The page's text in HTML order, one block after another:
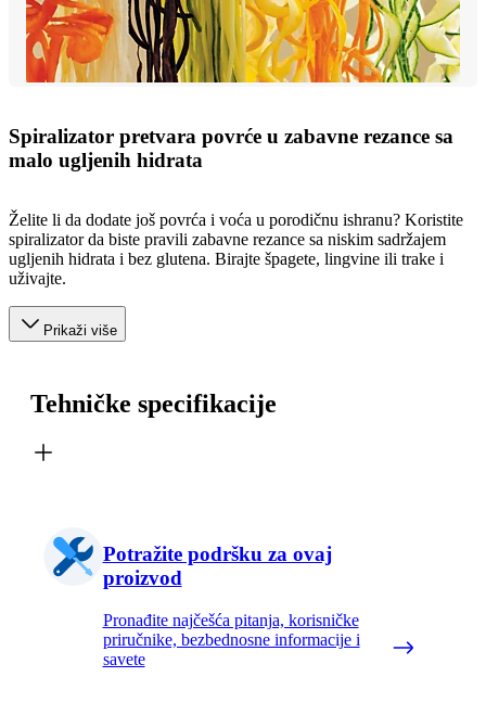
Spiralizator pretvara povrće u zabavne rezance sa
malo ugljenih hidrata
Želite li da dodate još povrća i voća u porodičnu ishranu? Koristite
spiralizator da biste pravili zabavne rezance sa niskim sadržajem
ugljenih hidrata i bez glutena. Birajte špagete, lingvine ili trake i
uživajte.
Prikaži više
Tehničke specifikacije
Potražite podršku za ovaj
proizvod
Pronađite najčešća pitanja, korisničke
priručnike, bezbednosne informacije i
savete